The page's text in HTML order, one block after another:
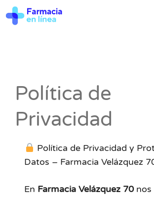
Saltar
al
Política de
Privacidad
Política de Privacidad y
Datos – Farmacia Velázquez
En Farmacia Velázquez 70nos